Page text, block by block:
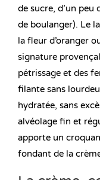
de sucre, d’un peu
de boulanger). Le
la fleur d’oranger
signature
pétrissage et des
filante sans
hydratée, sans
alvéolage fin et
apporte un
fondant de la